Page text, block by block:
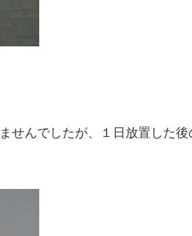
せんでしたが、１日放置した後